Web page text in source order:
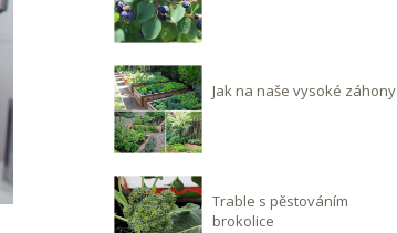
Jak na naše vysoké záhony
Trable s pěstováním
brokolice